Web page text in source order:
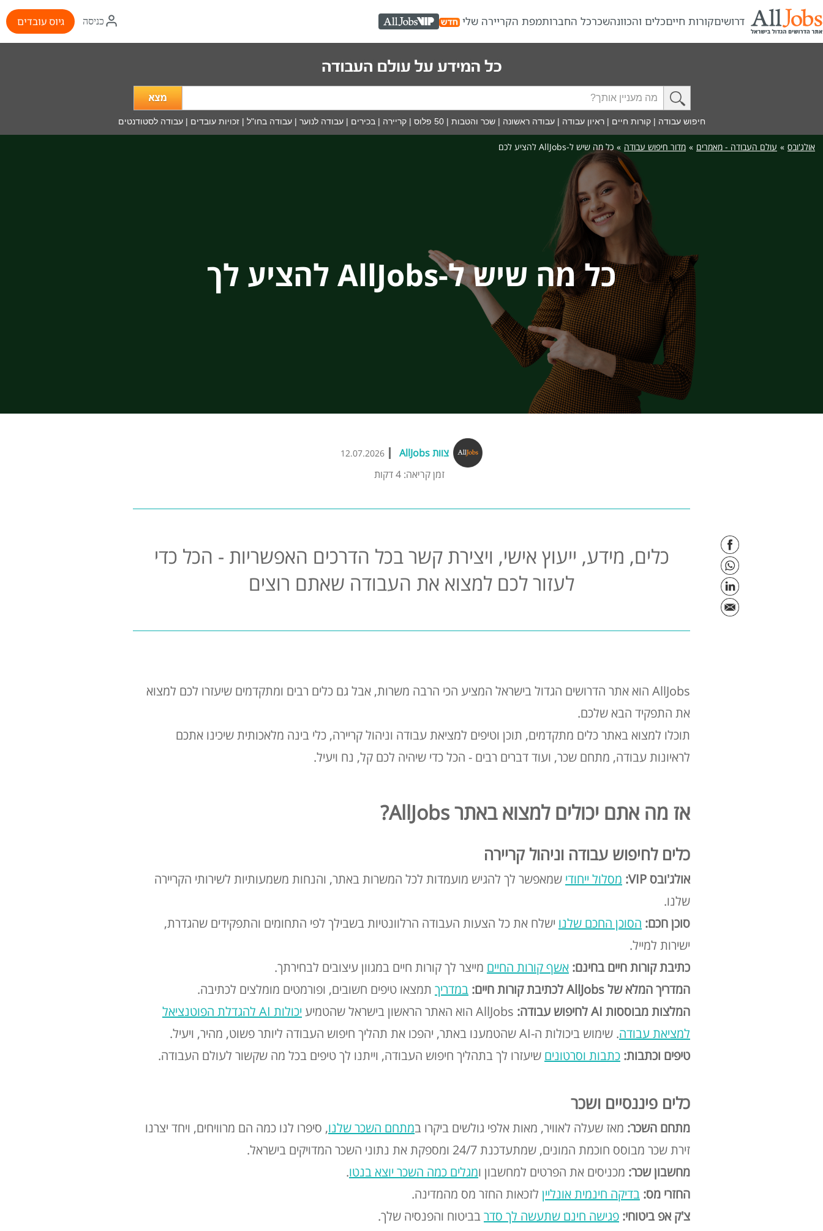
דרושיםקורות חייםכלים והכוונהשכרכל החברותמפת הקריירה שלי AllJobs VIP
איקון
התחברות
כניסה גיוס עובדים
אותך?
חיפוש עבודה |קורות חיים |ראיון עבודה |עבודה ראשונה |שכר והטבות |50 פלוס |קריירה |בכירים |עבודה לנוער |עבודה בחו"ל |זכויות עובדים |עבודה לסטודנטים
אולג'ובס » עולם העבודה - מאמרים » מדור חיפוש עבודה » כל מה שיש ל-AllJobs להציע לכם
כל מה שיש ל-AllJobs להציע לך
צוות AllJobs 12.07.2026
זמן קריאה: 4 דקות
כלים, מידע, ייעוץ אישי, ויצירת קשר בכל הדרכים האפשריות - הכל כדי
לעזור לכם למצוא את העבודה שאתם רוצים
AllJobs הוא אתר הדרושים הגדול בישראל המציע הכי הרבה משרות, אבל גם כלים רבים ומתקדמים שיעזרו לכם למצוא
את התפקיד הבא שלכם.
תוכלו למצוא באתר כלים מתקדמים, תוכן וטיפים למציאת עבודה וניהול קריירה, כלי בינה מלאכותית שיכינו אתכם
לראיונות עבודה, מתחם שכר, ועוד דברים רבים - הכל כדי שיהיה לכם קל, נח ויעיל.
אז מה אתם יכולים למצוא באתר AllJobs?
כלים לחיפוש עבודה וניהול קריירה
אולג'ובס VIP: מסלול ייחודי שמאפשר לך להגיש מועמדות לכל המשרות באתר, והנחות משמעותיות לשירותי הקריירה
שלנו.
סוכן חכם: הסוכן החכם שלנו ישלח את כל הצעות העבודה הרלוונטיות בשבילך לפי התחומים והתפקידים שהגדרת,
ישירות למייל.
כתיבת קורות חיים בחינם: אשף קורות החיים מייצר לך קורות חיים במגוון עיצובים לבחירתך.
המדריך המלא של AllJobs
לכתיבת קורות חיים: במדריך תמצאו טיפים חשובים, ופורמטים מומלצים לכתיבה.
המלצות מבוססות AI לחיפוש עבודה:
AllJobs הוא האתר הראשון בישראל שהטמיע
יכולות AI להגדלת הפוטנציאל
למציאת עבודה. שימוש ביכולות ה-AI שהטמענו באתר, יהפכו את תהליך חיפוש העבודה ליותר פשוט, מהיר, ויעיל.
טיפים וכתבות: כתבות וסרטונים שיעזרו לך בתהליך חיפוש העבודה, וייתנו לך טיפים בכל מה שקשור לעולם העבודה.
כלים פיננסיים ושכר
מתחם השכר: מאז שעלה לאוויר, מאות אלפי גולשים ביקרו במתחם השכר שלנו, סיפרו לנו כמה הם מרוויחים, ויחד יצרנו
זירת שכר מבוסס חוכמת המונים, שמתעדכנת 24/7 ומספקת את נתוני השכר המדויקים בישראל.
מחשבון שכר: מכניסים את הפרטים למחשבון ומגלים כמה השכר יוצא בנטו.
החזרי מס: בדיקה חינמית אונליין לזכאות החזר מס מהמדינה.
צ'ק אפ ביטוחי: פגישה חינם שתעשה לך סדרבביטוח והפנסיה שלך.